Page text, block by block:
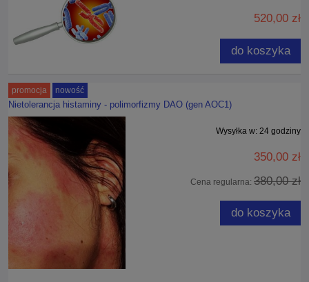
520,00 zł
do koszyka
Nietolerancja histaminy - polimorfizmy DAO (gen AOC1)
Wysyłka w: 24 godziny
350,00 zł
Cena regularna: 380,00 zł
do koszyka
promocja nowość